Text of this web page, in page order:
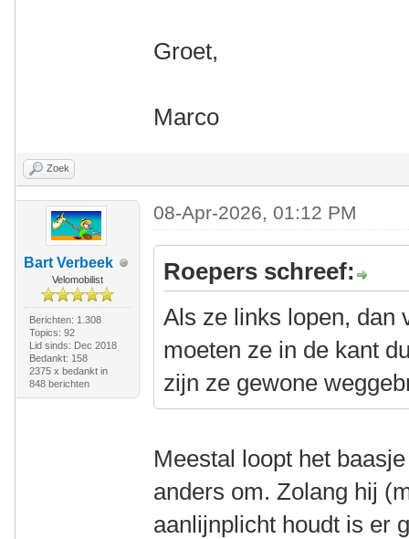
Groet,
Marco
Zoek
Bart Verbeek
Velomobilist
Berichten: 1.308
Topics: 92
Lid sinds: Dec 2018
Bedankt: 158
2375 x bedankt in
848 berichten
08-Apr-2026, 01:12 PM
Roepers schreef:
Als ze links lopen, dan
moeten ze in de kant
zijn ze gewone
Meestal loopt het
anders om. Zolang hij
aanlijnplicht houdt is er